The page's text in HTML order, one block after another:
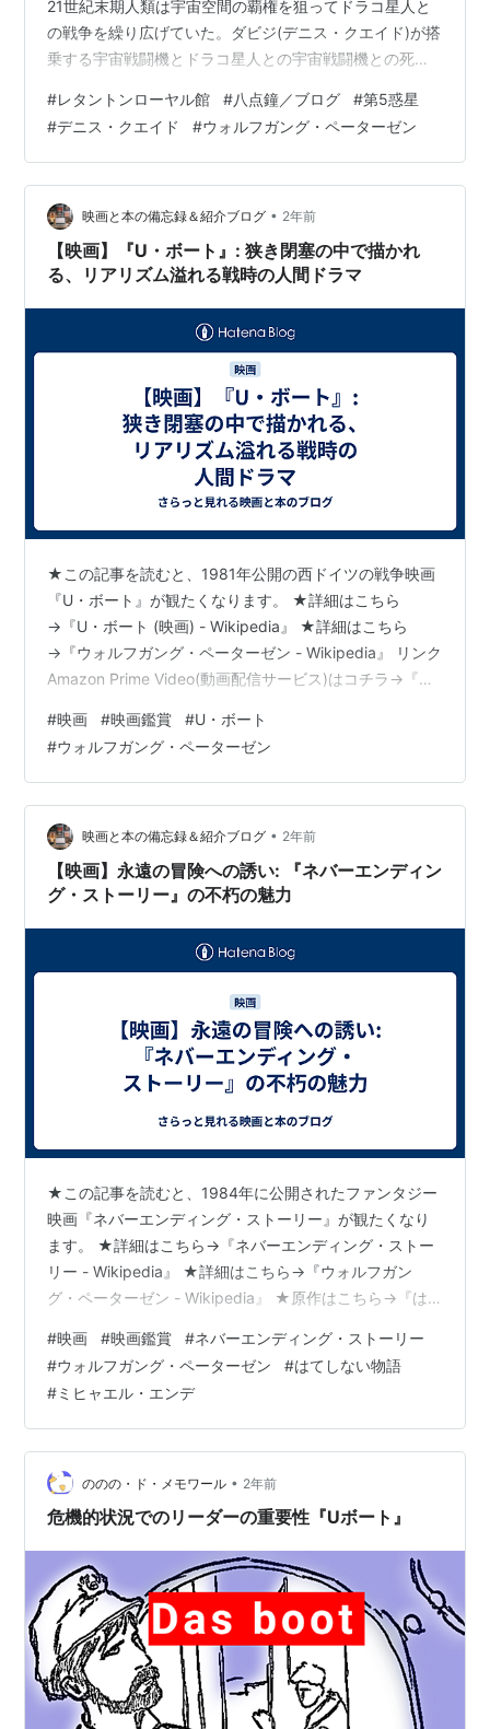
21世紀末期人類は宇宙空間の覇権を狙ってドラコ星人と
の戦争を繰り広げていた。ダビジ(デニス・クエイド)が搭
乗する宇宙戦闘機とドラコ星人との宇宙戦闘機との死闘
するのだった。そこは隕石が無数に降り注ぐ不毛の地
で、彼等は互いに協力する必要があるのだったが… あの
「Uボート」で名を上げたウォルフガング・ペーターゼン
監督のSF映画です。あのジョン・ブアマン監督「太平洋
の地獄」のSF版の様な映画で、結構力の入ったSF映画で
すが、残念なことに何か…
#レタントンローヤル館 #八点鐘／ブログ #第5惑星
#デニス・クエイド #ウォルフガング・ペーターゼン
映画と本の備忘録＆紹介ブログ • 2年前
【映画】『U・ボート』: 狭き閉塞の中で描かれ
る、リアリズム溢れる戦時の人間ドラマ
★この記事を読むと、1981年公開の西ドイツの戦争映画
『U・ボート』が観たくなります。 ★詳細はこちら
→『U・ボート (映画) - Wikipedia』 ★詳細はこちら
→『ウォルフガング・ペーターゼン - Wikipedia』 リンク
Amazon Prime Video(動画配信サービス)はコチラ→『U
じ】 『U・ボート』は、ウォルフガング・ペーターゼン
監督による映画で、第二次世界大戦中のドイツ潜水艦U-
96の乗組員たちの任務と日常生活を描いています。物語
は、潜水艦が大西洋で連合国の船舶を攻撃する任務に従
事する様子と、激しい海戦、長期間にわ…
#映画 #映画鑑賞 #U・ボート
#ウォルフガング・ペーターゼン
映画と本の備忘録＆紹介ブログ • 2年前
【映画】永遠の冒険への誘い: 『ネバーエンディン
グ・ストーリー』の不朽の魅力
★この記事を読むと、1984年に公開されたファンタジー
映画『ネバーエンディング・ストーリー』が観たくなり
ます。 ★詳細はこちら→『ネバーエンディング・ストー
リー - Wikipedia』 ★詳細はこちら→『ウォルフガン
グ・ペーターゼン - Wikipedia』 ★原作はこちら→『は
Video(動画配信サービス)はコチラ→『ネバーエンディン
グ･ストーリー (字幕版)』 【あらすじ】 『ネバーエンデ
ィング・ストーリー』は、若い少年バスチャンが発見し
た不思議な本を通じて繰り広げられる物語です。バスチ
ャンは、この本の中でファンタジ…
#映画 #映画鑑賞 #ネバーエンディング・ストーリー
#ウォルフガング・ペーターゼン #はてしない物語
#ミヒャエル・エンデ
ののの・ド・メモワール • 2年前
危機的状況でのリーダーの重要性『Uボート』